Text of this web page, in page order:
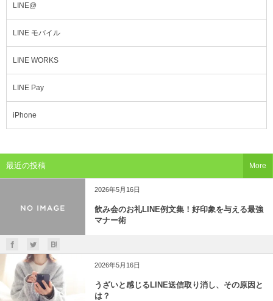
LINE@
LINE モバイル
LINE WORKS
LINE Pay
iPhone
最近の投稿
2026年5月16日
飲み会のお礼LINE例文集！好印象を与える最強
マナー術
2026年5月16日
うざいと感じるLINE送信取り消し、その原因と
は？
More